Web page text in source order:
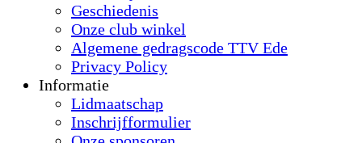
Geschiedenis
Onze club winkel
Algemene gedragscode TTV Ede
Privacy Policy
Informatie
Lidmaatschap
Inschrijfformulier